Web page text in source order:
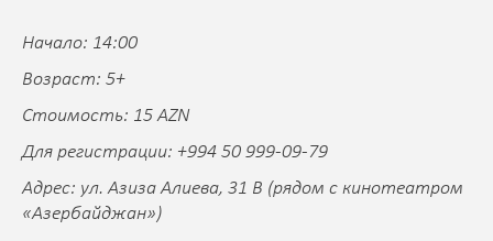
Начало: 14:00
Возраст: 5+
Стоимость: 15 AZN
Для регистрации: +994 50 999-09-79
Адрес: ул. Азиза Алиева, 31 B (рядом с кинотеатром
«Азербайджан»)